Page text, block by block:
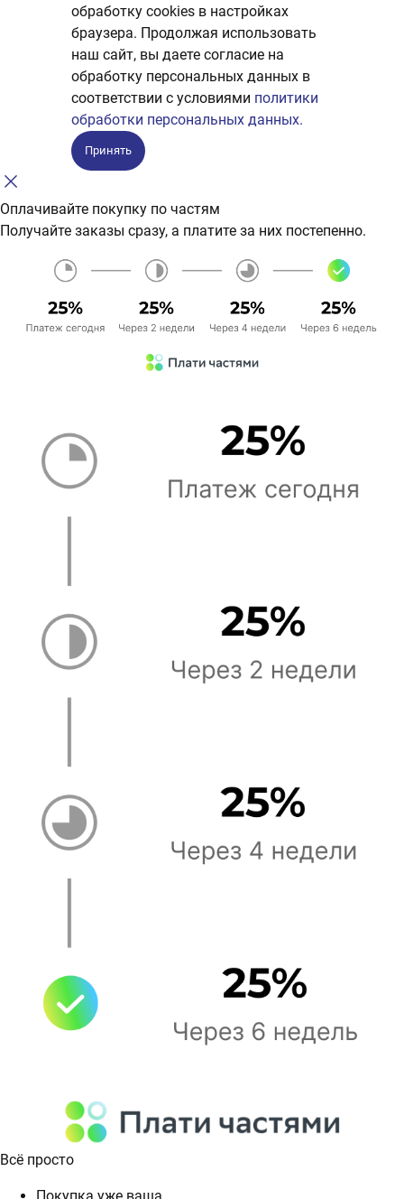
обработку сookies в настройках
браузера. Продолжая использовать
наш сайт, вы даете согласие на
обработку персональных данных в
соответствии с условиями политики
обработки персональных данных.
Принять
Оплачивайте покупку по частям
Получайте заказы сразу, а платите за них постепенно.
Всё просто